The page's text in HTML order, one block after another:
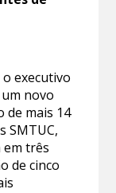
executivo
novo
de mais 14
SMTUC,
três
de cinco